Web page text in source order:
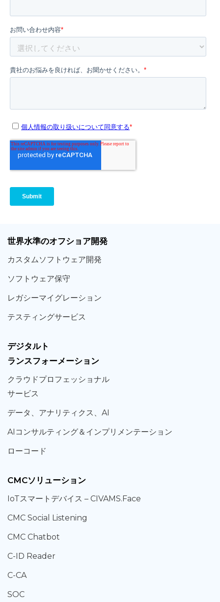
世界水準のオフショア開発
カスタム ソフトウェア開発
ソフト ウェア保守
レガシーマイグレーション
テスティングサービス
デジタルト
ランスフォーメーション
クラウドプロフェッショナル
サービス
データ、 アナリティクス、 AI
AIコンサルティング＆ インプリメンテーション
ローコード
CMCソリューション
IoTスマートデバイス – CIVAMS.Face
CMC Social Listening
CMC Chatbot
C-ID Reader
C-CA
SOC